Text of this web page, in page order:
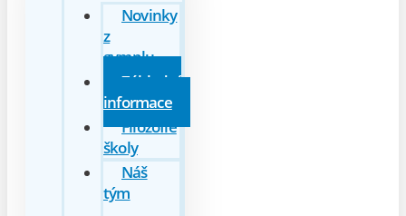
Novinky
z
gymplu
Základní
informace
Filozofie
školy
Náš
tým